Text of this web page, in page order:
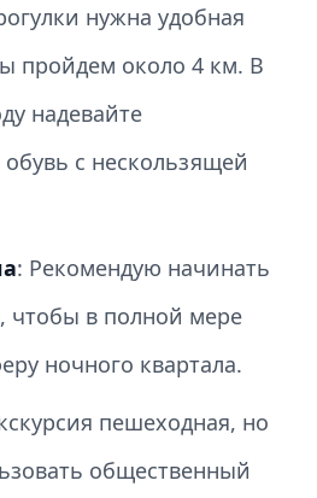
нужна удобная
пройдем около 4 км. В
надевайте
с нескользящей
: Рекомендую начинать
чтобы в полной мере
ночного квартала.
пешеходная, но
общественный